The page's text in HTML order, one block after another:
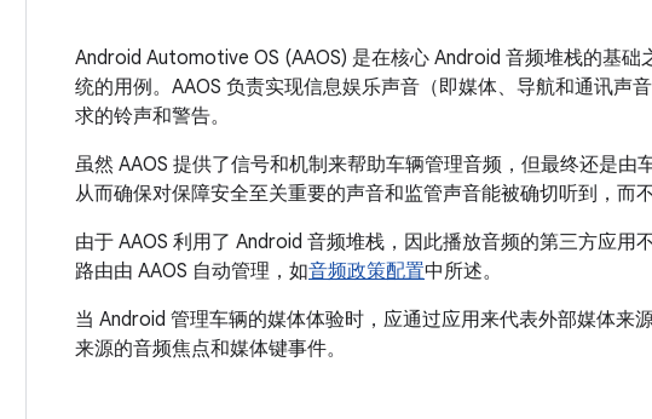
Android Automotive OS (AAOS) 是在核心 Android 音频堆栈的基
统的用例。AAOS 负责实现信息娱乐声音（即媒体、导航和通讯声
求的铃声和警告。
虽然 AAOS 提供了信号和机制来帮助车辆管理音频，但最终还是由
从而确保对保障安全至关重要的声音和监管声音能被确切听到，而不
由于 AAOS 利用了 Android 音频堆栈，因此播放音频的第三方应用
路由由 AAOS 自动管理，如音频政策配置中所述。
当 Android 管理车辆的媒体体验时，应通过应用来代表外部媒体来
来源的音频焦点和媒体键事件。